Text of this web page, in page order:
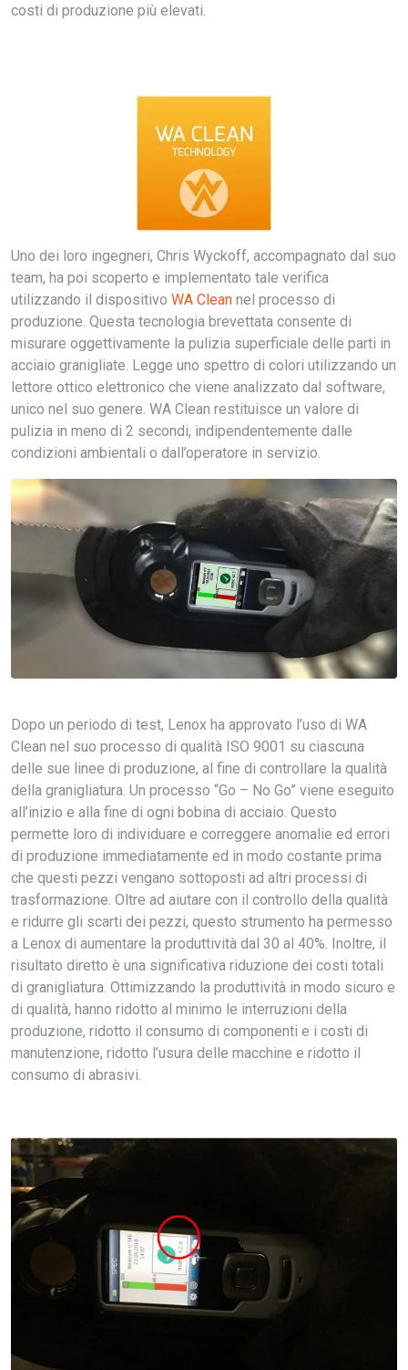
costi di produzione più elevati.
Uno dei loro ingegneri, Chris Wyckoff, accompagnato dal suo
team, ha poi scoperto e implementato tale verifica
utilizzando il dispositivo WA Clean nel processo di
produzione. Questa tecnologia brevettata consente di
misurare oggettivamente la pulizia superficiale delle parti in
acciaio granigliate. Legge uno spettro di colori utilizzando un
lettore ottico elettronico che viene analizzato dal software,
unico nel suo genere. WA Clean restituisce un valore di
pulizia in meno di 2 secondi, indipendentemente dalle
condizioni ambientali o dall’operatore in servizio.
Dopo un periodo di test, Lenox ha approvato l’uso di WA
Clean nel suo processo di qualità ISO 9001 su ciascuna
delle sue linee di produzione, al fine di controllare la qualità
della granigliatura. Un processo “Go – No Go” viene eseguito
all’inizio e alla fine di ogni bobina di acciaio. Questo
permette loro di individuare e correggere anomalie ed errori
di produzione immediatamente ed in modo costante prima
che questi pezzi vengano sottoposti ad altri processi di
trasformazione. Oltre ad aiutare con il controllo della qualità
e ridurre gli scarti dei pezzi, questo strumento ha permesso
a Lenox di aumentare la produttività dal 30 al 40%. Inoltre, il
risultato diretto è una significativa riduzione dei costi totali
di granigliatura. Ottimizzando la produttività in modo sicuro e
di qualità, hanno ridotto al minimo le interruzioni della
produzione, ridotto il consumo di componenti e i costi di
manutenzione, ridotto l’usura delle macchine e ridotto il
consumo di abrasivi.